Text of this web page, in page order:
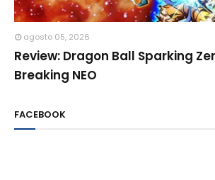
agosto 05, 2026
Review: Dragon Ball Sparking
Breaking NEO
FACEBOOK